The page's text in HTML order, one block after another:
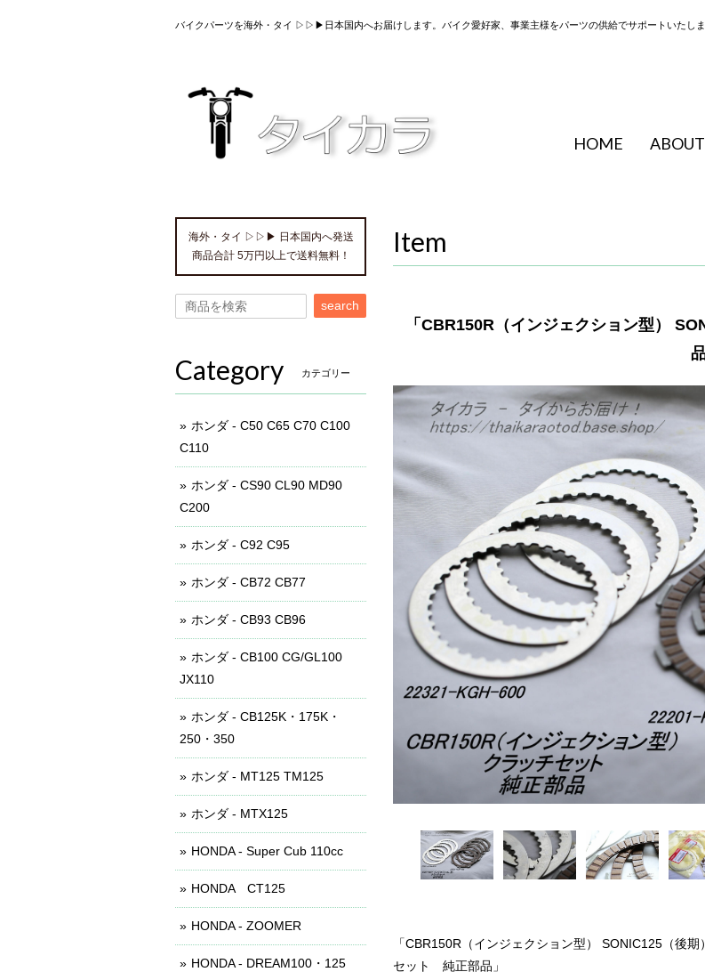
バイクパーツを海外・タイ ▷▷▶日本国内へお届けします。バイク愛好家、事業主様をパーツの供給でサポートいたしま
HOME ABOUT
Item
「CBR150R（インジェクション型）
「CBR150R（インジェクション型） SONIC125（後
セット 純正部品」
海外・タイ ▷▷▶ 日本国内へ発送
商品合計 5万円以上で送料無料！
search
Category カテゴリー
ホンダ - C50 C65 C70 C100
C110
ホンダ - CS90 CL90 MD90
C200
ホンダ - C92 C95
ホンダ - CB72 CB77
ホンダ - CB93 CB96
ホンダ - CB100 CG/GL100
JX110
ホンダ - CB125K・175K・
250・350
ホンダ - MT125 TM125
ホンダ - MTX125
HONDA - Super Cub 110cc
HONDA CT125
HONDA - ZOOMER
HONDA - DREAM100・125